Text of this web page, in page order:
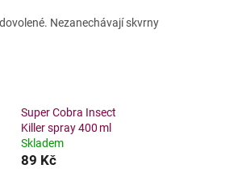
Nezanechávají skvrny
Super Cobra Insect
Killer spray 400 ml
Skladem
89 Kč